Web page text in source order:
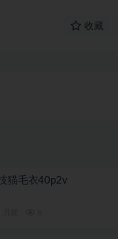
收藏
猫毛衣40p2v